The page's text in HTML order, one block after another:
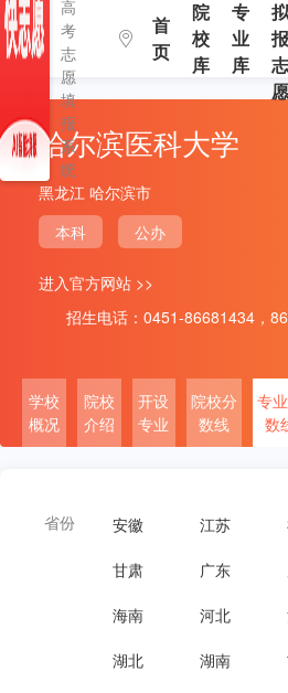
高
考
志
愿
填
报
系
统
首
页
院
校
库
专
业
库
拟
报
志
愿
哈尔滨医科大学
黑龙江 哈尔滨市
本科
公办
进入官方网站 >>
招生电话：0451-86681434，
学校
概况
院校
介绍
开设
专业
院校分
数线
专
数
省份 安徽 江苏
甘肃 广东
海南 河北
湖北 湖南